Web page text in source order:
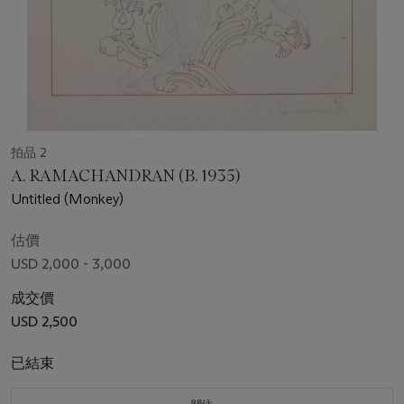
拍品 2
A. RAMACHANDRAN (B. 1935)
Untitled (Monkey)
估價
USD 2,000 - 3,000
成交價
USD 2,500
已結束